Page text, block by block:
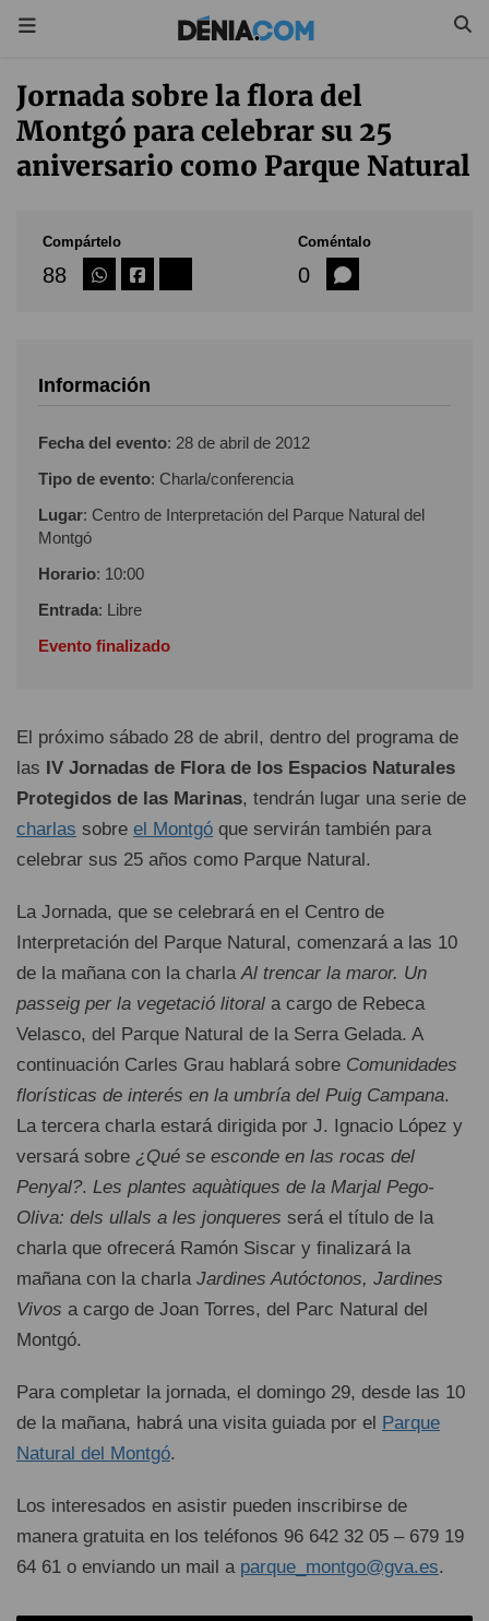
Jornada sobre la flora del
Montgó para celebrar su 25
aniversario como Parque Natural
Compártelo
88
Coméntalo
0
Información
Fecha del evento: 28 de abril de 2012
Tipo de evento: Charla/conferencia
Lugar: Centro de Interpretación del Parque Natural del
Montgó
Horario: 10:00
Entrada: Libre
Evento finalizado
El próximo sábado 28 de abril, dentro del programa de
las IV Jornadas de Flora de los Espacios Naturales
Protegidos de las Marinas, tendrán lugar una serie de
charlas sobre el Montgó que servirán también para
celebrar sus 25 años como Parque Natural.
La Jornada, que se celebrará en el Centro de
Interpretación del Parque Natural, comenzará a las 10
de la mañana con la charlaAl trencar la maror. Un
passeig per la vegetació litoral a cargo de Rebeca
Velasco, del Parque Natural de la Serra Gelada. A
continuación Carles Grau hablará sobre Comunidades
florísticas de interés en la umbría del Puig Campana.
La tercera charla estará dirigida por J. Ignacio López y
versará sobre ¿Qué se esconde en las rocas del
Penyal?. Les plantes aquàtiques de la Marjal Pego-
Oliva: dels ullals a les jonqueres será el título de la
charla que ofrecerá Ramón Siscar y finalizará la
mañana con la charla Jardines Autóctonos, Jardines
Vivos a cargo de Joan Torres, del Parc Natural del
Montgó.
Para completar la jornada, el domingo 29, desde las 10
de la mañana, habrá una visita guiada por el Parque
Natural del Montgó.
Los interesados en asistir pueden inscribirse de
manera gratuita en los teléfonos 96 642 32 05 – 679 19
64 61 o enviando un mail a parque_montgo@gva.es.